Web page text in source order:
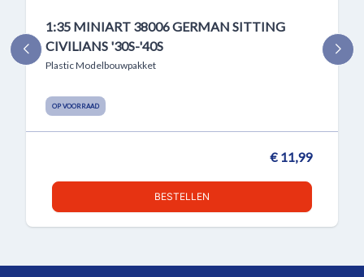
1:35 MINIART 38006 GERMAN SITTING
CIVILIANS '30S-'40S
Plastic Modelbouwpakket
OP VOORRAAD
€ 11,99
BESTELLEN